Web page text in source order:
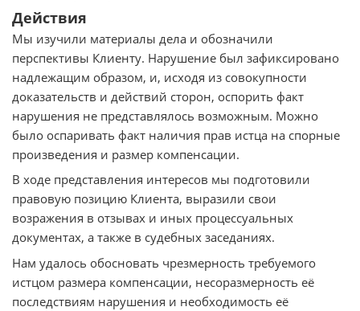
Действия
Мы изучили материалы дела и обозначили
перспективы Клиенту. Нарушение был зафиксировано
надлежащим образом, и, исходя из совокупности
доказательств и действий сторон, оспорить факт
нарушения не представлялось возможным. Можно
было оспаривать факт наличия прав истца на спорные
произведения и размер компенсации.
В ходе представления интересов мы подготовили
правовую позицию Клиента, выразили свои
возражения в отзывах и иных процессуальных
документах, а также в судебных заседаниях.
Нам удалось обосновать чрезмерность требуемого
истцом размера компенсации, несоразмерность её
последствиям нарушения и необходимость её